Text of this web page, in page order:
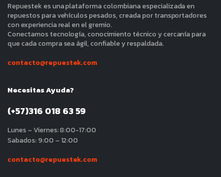
Repuestek es una plataforma colombiana especializada en
repuestos para vehículos pesados, creada por transportadores
con experiencia real en el gremio.
Conectamos tecnología, conocimiento técnico y cercanía para
que cada compra sea ágil, confiable y respaldada.
contacto@repuestek.com
Necesitas Ayuda?
(+57)316 018 63 59
Lunes – Viernes: 8:00-17:00
Sabados: 9:00 – 12:00
contacto@repuestek.com